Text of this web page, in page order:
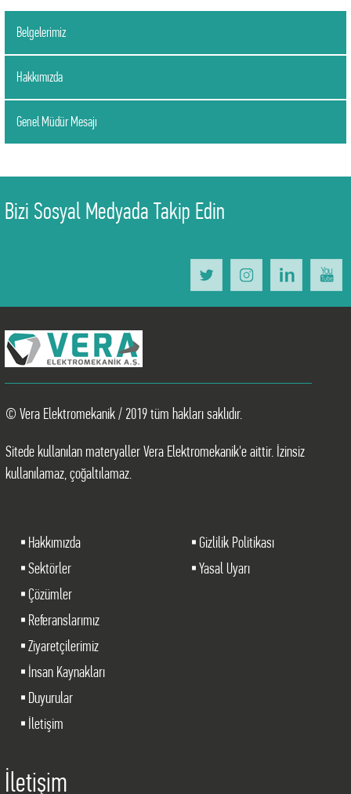
Belgelerimiz
Hakkımızda
Genel Müdür Mesajı
Bizi Sosyal Medyada Takip Edin
© Vera Elektromekanik / 2019 tüm hakları saklıdır.
Sitede kullanılan materyaller Vera Elektromekanik'e aittir. İzinsiz
kullanılamaz, çoğaltılamaz.
Hakkımızda
Sektörler
Çözümler
Referanslarımız
Ziyaretçilerimiz
İnsan Kaynakları
Duyurular
İletişim
Gizlilik Politikası
Yasal Uyarı
İletişim